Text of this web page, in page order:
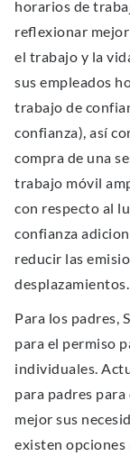
horarios de
reﬂexionar
el trabajo y la
sus empleados
trabajo de
confianza), así
compra de una
trabajo móvil
con respecto al
confianza
reducir las
desplazamientos.
Para los padres,
para el permiso
individuales.
para padres
mejor sus
existen